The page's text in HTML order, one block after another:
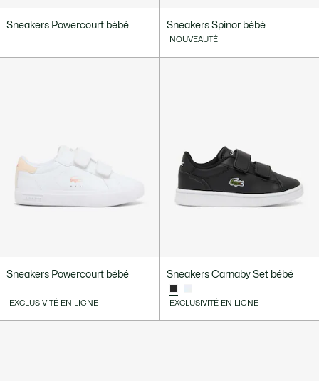
Sneakers Powercourt bébé Sneakers Spinor bébé
NOUVEAUTÉ
Sneakers Powercourt bébé
EXCLUSIVITÉ EN LIGNE
Sneakers Carnaby Set bébé
EXCLUSIVITÉ EN LIGNE